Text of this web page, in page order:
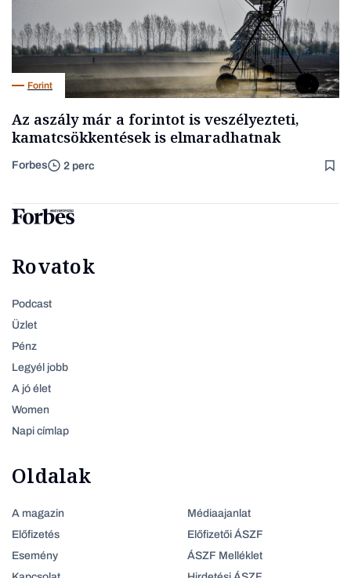
Forint
Az aszály már a forintot is veszélyezteti,
kamatcsökkentések is elmaradhatnak
Forbes 2 perc
Rovatok
Podcast
Üzlet
Pénz
Legyél jobb
A jó élet
Women
Napi címlap
Oldalak
A magazin
Előfizetés
Esemény
Médiaajanlat
Előfizetői ÁSZF
ÁSZF Melléklet